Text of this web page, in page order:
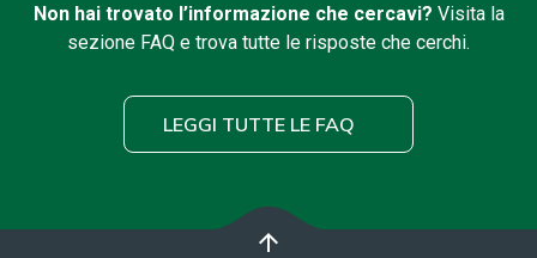
Non hai trovato l’informazione che cercavi? Visita la
sezione FAQ e trova tutte le risposte che cerchi.
LEGGI TUTTE LE FAQ
arrow_upward